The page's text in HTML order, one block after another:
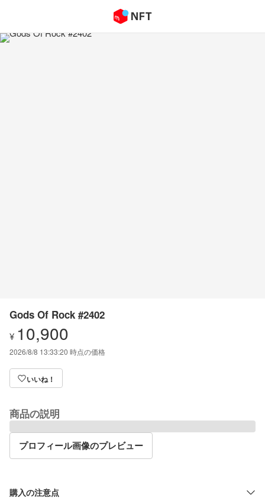
Gods Of Rock #2402
¥ 10,900
2026/8/8 13:33:20 時点の価格
いいね！
商品の説明
プロフィール画像のプレビュー
購入の注意点